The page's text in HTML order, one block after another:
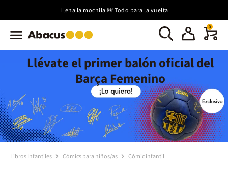
Llena la mochila 🎒 Todo para la vuelta
0
Llévate el primer balón oficial del
Barça Femenino
Libros Infantiles Cómics para niños/as Cómic infantil